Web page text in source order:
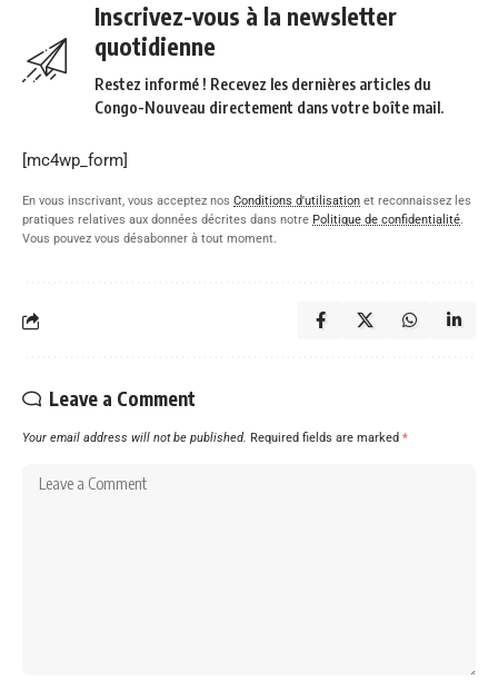
Inscrivez-vous à la newsletter
quotidienne
Restez informé ! Recevez les dernières articles du
Congo-Nouveau directement dans votre boîte mail.
[mc4wp_form]
En vous inscrivant, vous acceptez nos Conditions d'utilisation et reconnaissez les
pratiques relatives aux données décrites dans notre Politique de confidentialité.
Vous pouvez vous désabonner à tout moment.
Leave a Comment
Your email address will not be published. Required fields are marked *